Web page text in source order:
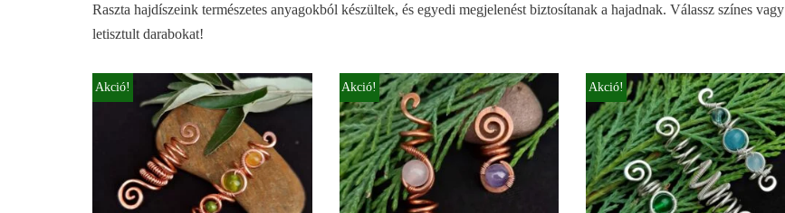
Raszta hajdíszeink természetes anyagokból készültek, és egyedi megjelenést biztosítanak a hajadnak. Válassz színes vagy
letisztult darabokat!
Akció! Akció! Akció!